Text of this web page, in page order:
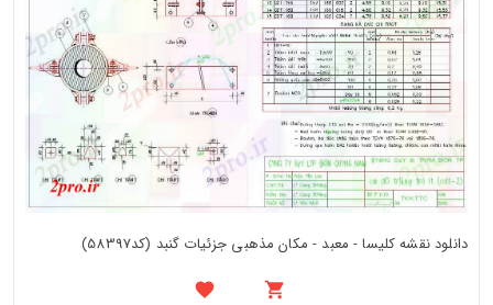
دانلود نقشه کلیسا - معبد - مکان مذهبی جزئیات گنبد (کد58397)